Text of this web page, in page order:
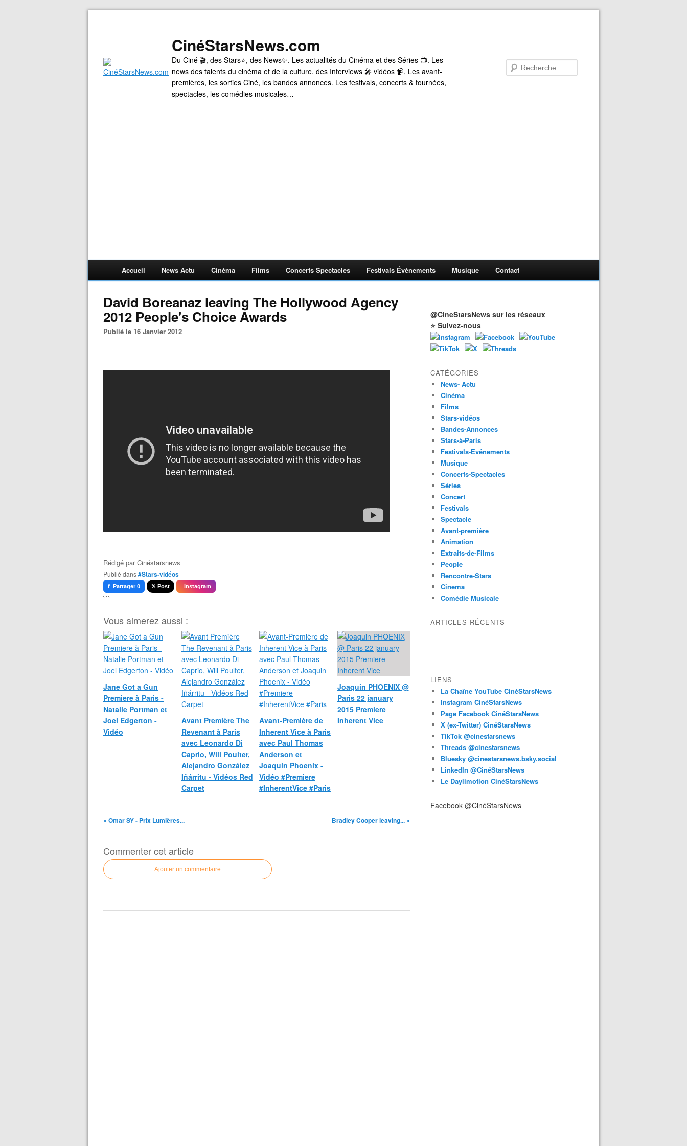
CinéStarsNews.com
Du Ciné 🎬, des Stars⭐, des News✨. Les actualités du Cinéma et des Séries 📺. Les
news des talents du cinéma et de la culture. des Interviews 🎤 vidéos 📹, Les avant-
premières, les sorties Ciné, les bandes annonces. Les festivals, concerts & tournées,
spectacles, les comédies musicales…
Accueil News Actu Cinéma Films Concerts Spectacles Festivals Événements Musique Contact
David Boreanaz leaving The Hollywood Agency
2012 People's Choice Awards
Publié le 16 Janvier 2012
Rédigé parCinéstarsnews
Publié dans#Stars-vidéos
f Partager 0 𝕏 Post Instagram
```
Vous aimerez aussi :
Jane Got a Gun
Premiere à Paris -
Natalie Portman et
Joel Edgerton -
Vidéo
Avant Première The
Revenant à Paris
avec Leonardo Di
Caprio, Will Poulter,
Alejandro González
Iñárritu - Vidéos Red
Carpet
Avant-Première de
Inherent Vice à Paris
avec Paul Thomas
Anderson et
Joaquin Phoenix -
Vidéo #Premiere
#InherentVice #Paris
Joaquin PHOENIX @
Paris 22 january
2015 Premiere
Inherent Vice
« Omar SY - Prix Lumières... Bradley Cooper leaving... »
Commenter cet article
Ajouter un commentaire
@CineStarsNews sur les réseaux
⭐ Suivez-nous
CATÉGORIES
News- Actu
Cinéma
Films
Stars-vidéos
Bandes-Annonces
Stars-à-Paris
Festivals-Evénements
Musique
Concerts-Spectacles
Séries
Concert
Festivals
Spectacle
Avant-première
Animation
Extraits-de-Films
People
Rencontre-Stars
Cinema
Comédie Musicale
ARTICLES RÉCENTS
LIENS
La Chaîne YouTube CinéStarsNews
Instagram CinéStarsNews
Page Facebook CinéStarsNews
X (ex-Twitter) CinéStarsNews
TikTok @cinestarsnews
Threads @cinestarsnews
Bluesky @cinestarsnews.bsky.social‬
LinkedIn @CinéStarsNews
Le Daylimotion CinéStarsNews
Facebook @CinéStarsNews